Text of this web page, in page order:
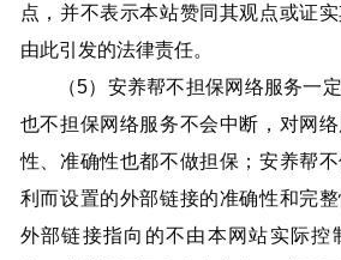
点，并不表示本站赞同其观点或证
由此引发的法律责任。
（5）安养帮不担保网络服务一
也不担保网络服务不会中断，对网
性、准确性也都不做担保；安养帮
利而设置的外部链接的准确性和完
外部链接指向的不由本网站实际控